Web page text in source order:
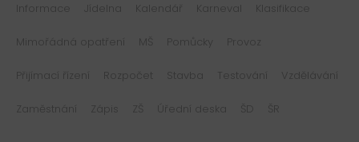
Informace Jídelna Kalendář Karneval Klasifikace
Mimořádná opatření MŠ Pomůcky Provoz
Přijímací řízení Rozpočet Stavba Testování Vzdělávání
Zaměstnání Zápis ZŠ Úřední deska ŠD ŠR